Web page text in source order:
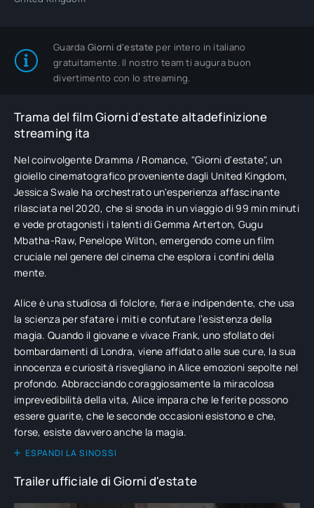
Guarda Giorni d'estate per intero in italiano
gratuitamente. Il nostro team ti augura buon
divertimento con lo streaming.
Trama del film Giorni d'estate altadefinizione
streaming ita
Nel coinvolgente Dramma / Romance, "Giorni d'estate", un
gioiello cinematografico proveniente dagli United Kingdom,
Jessica Swale ha orchestrato un'esperienza affascinante
rilasciata nel 2020, che si snoda in un viaggio di 99 min minuti
e vede protagonisti i talenti di Gemma Arterton, Gugu
Mbatha-Raw, Penelope Wilton, emergendo come un film
cruciale nel genere del cinema che esplora i confini della
mente.
Alice è una studiosa di folclore, fiera e indipendente, che usa
la scienza per sfatare i miti e confutare l’esistenza della
magia. Quando il giovane e vivace Frank, uno sfollato dei
bombardamenti di Londra, viene affidato alle sue cure, la sua
innocenza e curiosità risvegliano in Alice emozioni sepolte nel
profondo. Abbracciando coraggiosamente la miracolosa
imprevedibilità della vita, Alice impara che le ferite possono
essere guarite, che le seconde occasioni esistono e che,
forse, esiste davvero anche la magia.
ESPANDI LA SINOSSI
Trailer ufficiale di Giorni d'estate